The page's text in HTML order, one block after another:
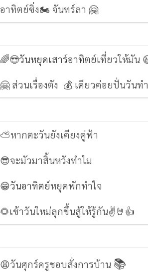
อาทิตย์ซิ่ง🏍 จันทร์ลา 🤗
🌈😎วันหยุดเสาร์อาทิตย์เที่ยวให้มัน
🤗 ส่วนเรื่องตัง 💰 เดียวค่อยปั่นวันทำ
⛅หากตะวันยังเคียงคู่ฟ้า
😎จะมัวมาสิ้นหวังทำไม
😁วันอาทิตย์หยุดพักทำใจ
🌻เช้าวันใหม่ลุกขึ้นสู้ให้รู้กัน✌🤘👍
😩วันศุกร์ครูชอบสั่งการบ้าน 📚